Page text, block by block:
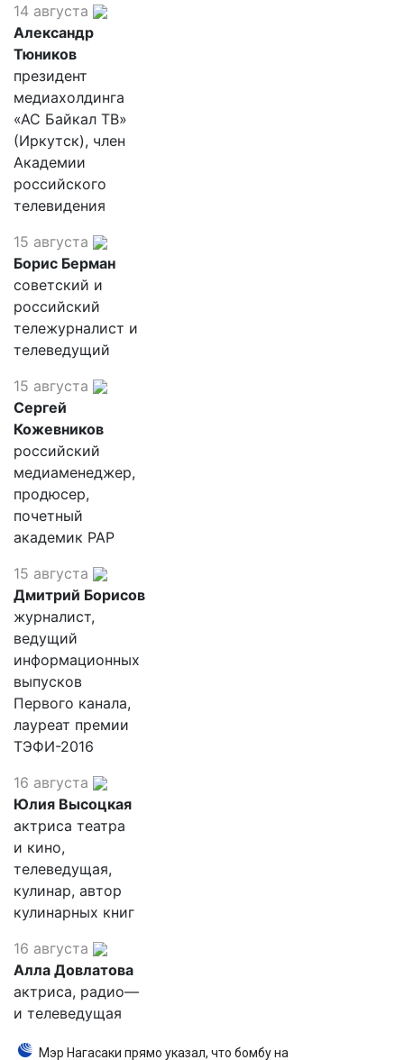
14 августа
Александр
Тюников
президент
медиахолдинга
«АС Байкал ТВ»
(Иркутск), член
Академии
российского
телевидения
15 августа
Борис Берман
советский и
российский
тележурналист и
телеведущий
15 августа
Сергей
Кожевников
российский
медиаменеджер,
продюсер,
почетный
академик РАР
15 августа
Дмитрий Борисов
журналист,
ведущий
информационных
выпусков
Первого канала,
лауреат премии
ТЭФИ-2016
16 августа
Юлия Высоцкая
актриса театра
и кино,
телеведущая,
кулинар, автор
кулинарных книг
16 августа
Алла Довлатова
актриса, радио—
и телеведущая
Мэр Нагасаки прямо указал, что бомбу на